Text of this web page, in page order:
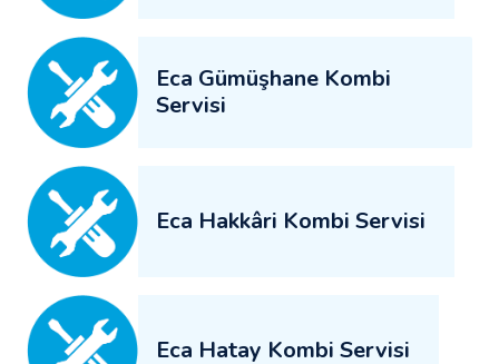
Eca Gümüşhane Kombi
Servisi
Eca Hakkâri Kombi Servisi
Eca Hatay Kombi Servisi